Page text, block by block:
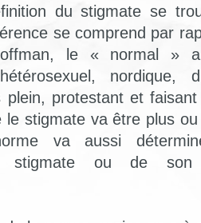
du stigmate se
se comprend par
le « normal »
nordique,
plein, protestant et
le stigmate va être plus
va aussi
stigmate ou de son